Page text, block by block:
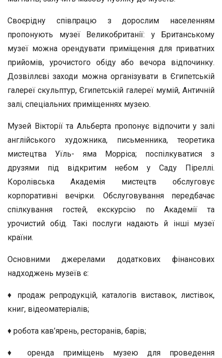
Своєрідну співпрацю з дорослим населенням
пропонують музеї Великобританії: у Британському
музеї можна орендувати приміщення для приватних
прийомів, урочистого обіду або вечора відпочинку.
Дозвіллєві заходи можна організувати в Єгипетській
галереї скульптур, Єгипетській галереї мумій, Античній
залі, спеціальних приміщеннях музею.
Музей Вікторії та Альберта пропонує відпочити у залі
англійського художника, письменника, теоретика
мистецтва Уїль- яма Морріса; поспілкуватися з
друзями під відкритим небом у Саду Піреллі.
Королівська Академія мистецтв обслуговує
корпоративні вечірки. Обслуговування передбачає
спілкування гостей, екскурсію по Академії та
урочистий обід. Такі послуги надають й інші музеї
країни.
Основними джерелами додаткових фінансових
надходжень музеїв є:
♦ продаж репродукцій, каталогів виставок, листівок,
книг, відеоматеріалів;
♦ робота кав’ярень, ресторанів, барів;
♦ оренда приміщень музею для проведення